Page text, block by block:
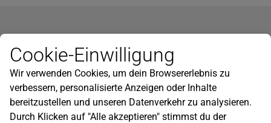
Newsletter
Infos zu neuen Produkten, Gartentipps und mehr findest du in
unserem Newsletter!
Jetzt anmelden
Cookie-Einwilligung
Wir verwenden Cookies, um dein Browsererlebnis zu
verbessern, personalisierte Anzeigen oder Inhalte
bereitzustellen und unseren Datenverkehr zu analysieren.
Durch Klicken auf "Alle akzeptieren" stimmst du der